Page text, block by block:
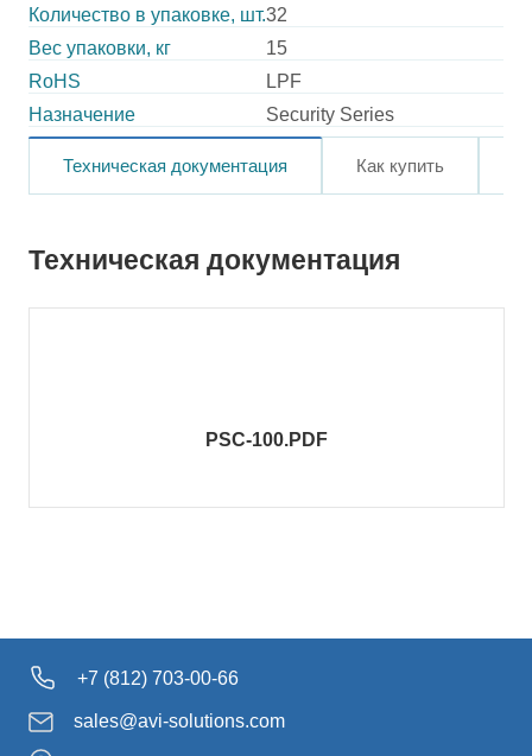
Количество в упаковке, шт.32
Вес упаковки, кг
15
RoHS
LPF
Назначение
Security Series
Техническая документация Как купить
Техническая документация
PSC-100.PDF
+7 (812) 703-00-66
sales@avi-solutions.com